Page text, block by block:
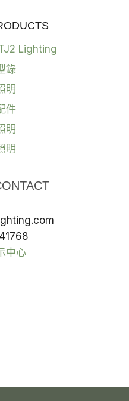
Lighting
錄
明
件
明
明
中心